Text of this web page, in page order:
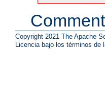
Copyright 2021 The Apache
Licencia bajo los términos de